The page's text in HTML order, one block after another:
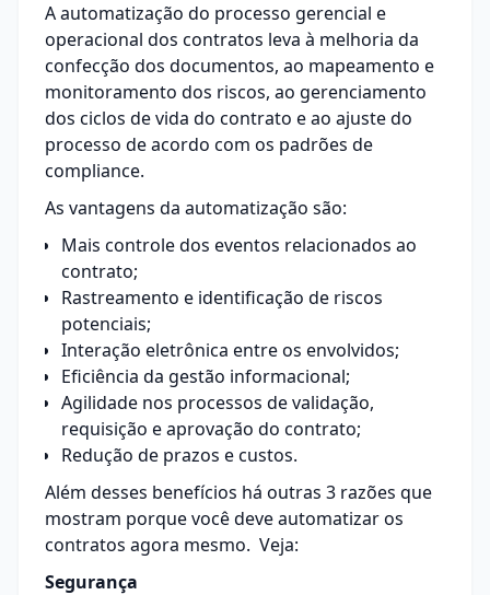
A automatização do processo gerencial e
operacional dos contratos leva à melhoria da
confecção dos documentos, ao mapeamento e
monitoramento dos riscos, ao gerenciamento
dos ciclos de vida do contrato e ao ajuste do
processo de acordo com os padrões de
compliance.
As vantagens da automatização são:
Mais controle dos eventos relacionados ao
contrato;
Rastreamento e identificação de riscos
potenciais;
Interação eletrônica entre os envolvidos;
Eficiência da gestão informacional;
Agilidade nos processos de validação,
requisição e aprovação do contrato;
Redução de prazos e custos.
Além desses benefícios há outras 3 razões que
mostram porque você deve automatizar os
contratos agora mesmo. Veja:
Segurança